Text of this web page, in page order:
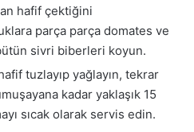
hafif çektiğini
parça parça domates ve
sivri biberleri koyun.
tuzlayıp yağlayın, tekrar
kadar yaklaşık 15
sıcak olarak servis edin.